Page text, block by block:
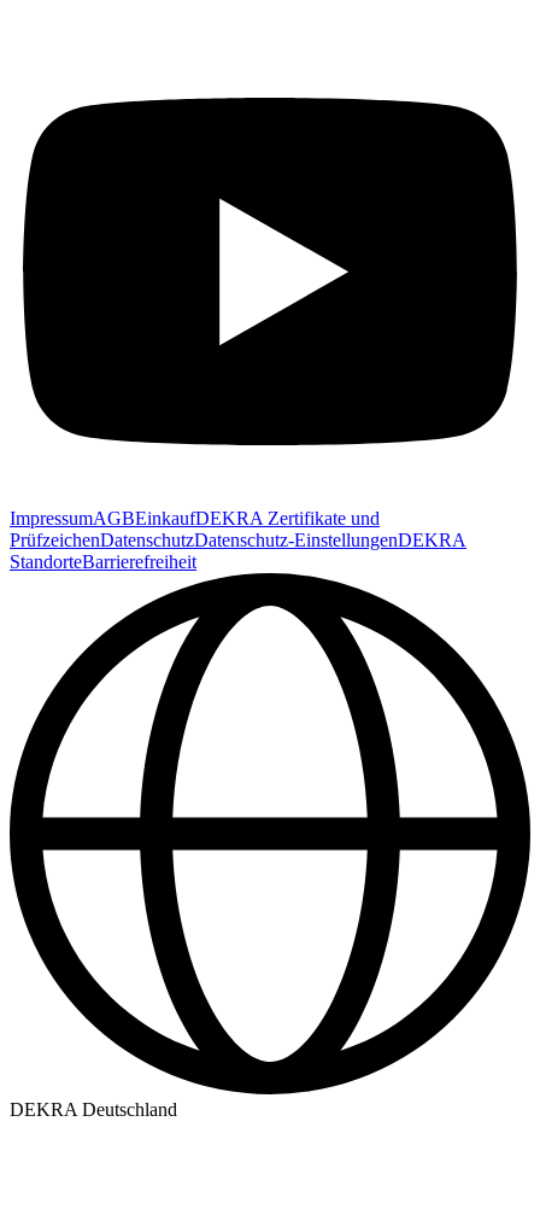
ImpressumAGBEinkaufDEKRA Zertifikate und
PrüfzeichenDatenschutzDatenschutz-EinstellungenDEKRA
StandorteBarrierefreiheit
DEKRA Deutschland